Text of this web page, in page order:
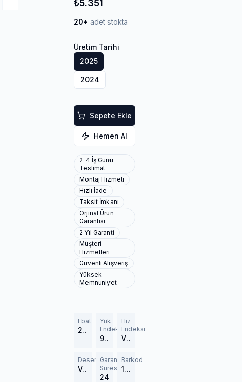
₺5.351
20+ adet stokta
Üretim Tarihi
2025
2024
Sepete Ekle
Hemen Al
2-4 İş Günü
Teslimat
Montaj Hizmeti
Hızlı İade
Taksit İmkanı
Orjinal Ürün
Garantisi
2 Yıl Garanti
Müşteri
Hizmetleri
Güvenli Alışveriş
Yüksek
Memnuniyet
Ebat
205/55R19
Yük
Endeksi
97 (730 kg)
Hız
Endeksi
V (240 km/h)
Desen
Ventus Evo SUV K137A
Garanti
Süresi
24
Barkod
1035197